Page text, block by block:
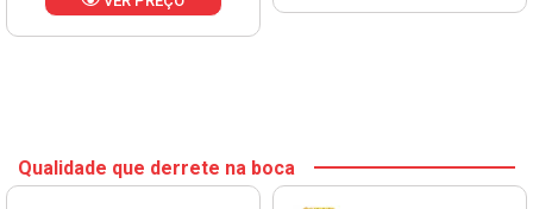
Qualidade que derrete na boca